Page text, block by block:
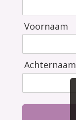
Voornaam
Achternaam